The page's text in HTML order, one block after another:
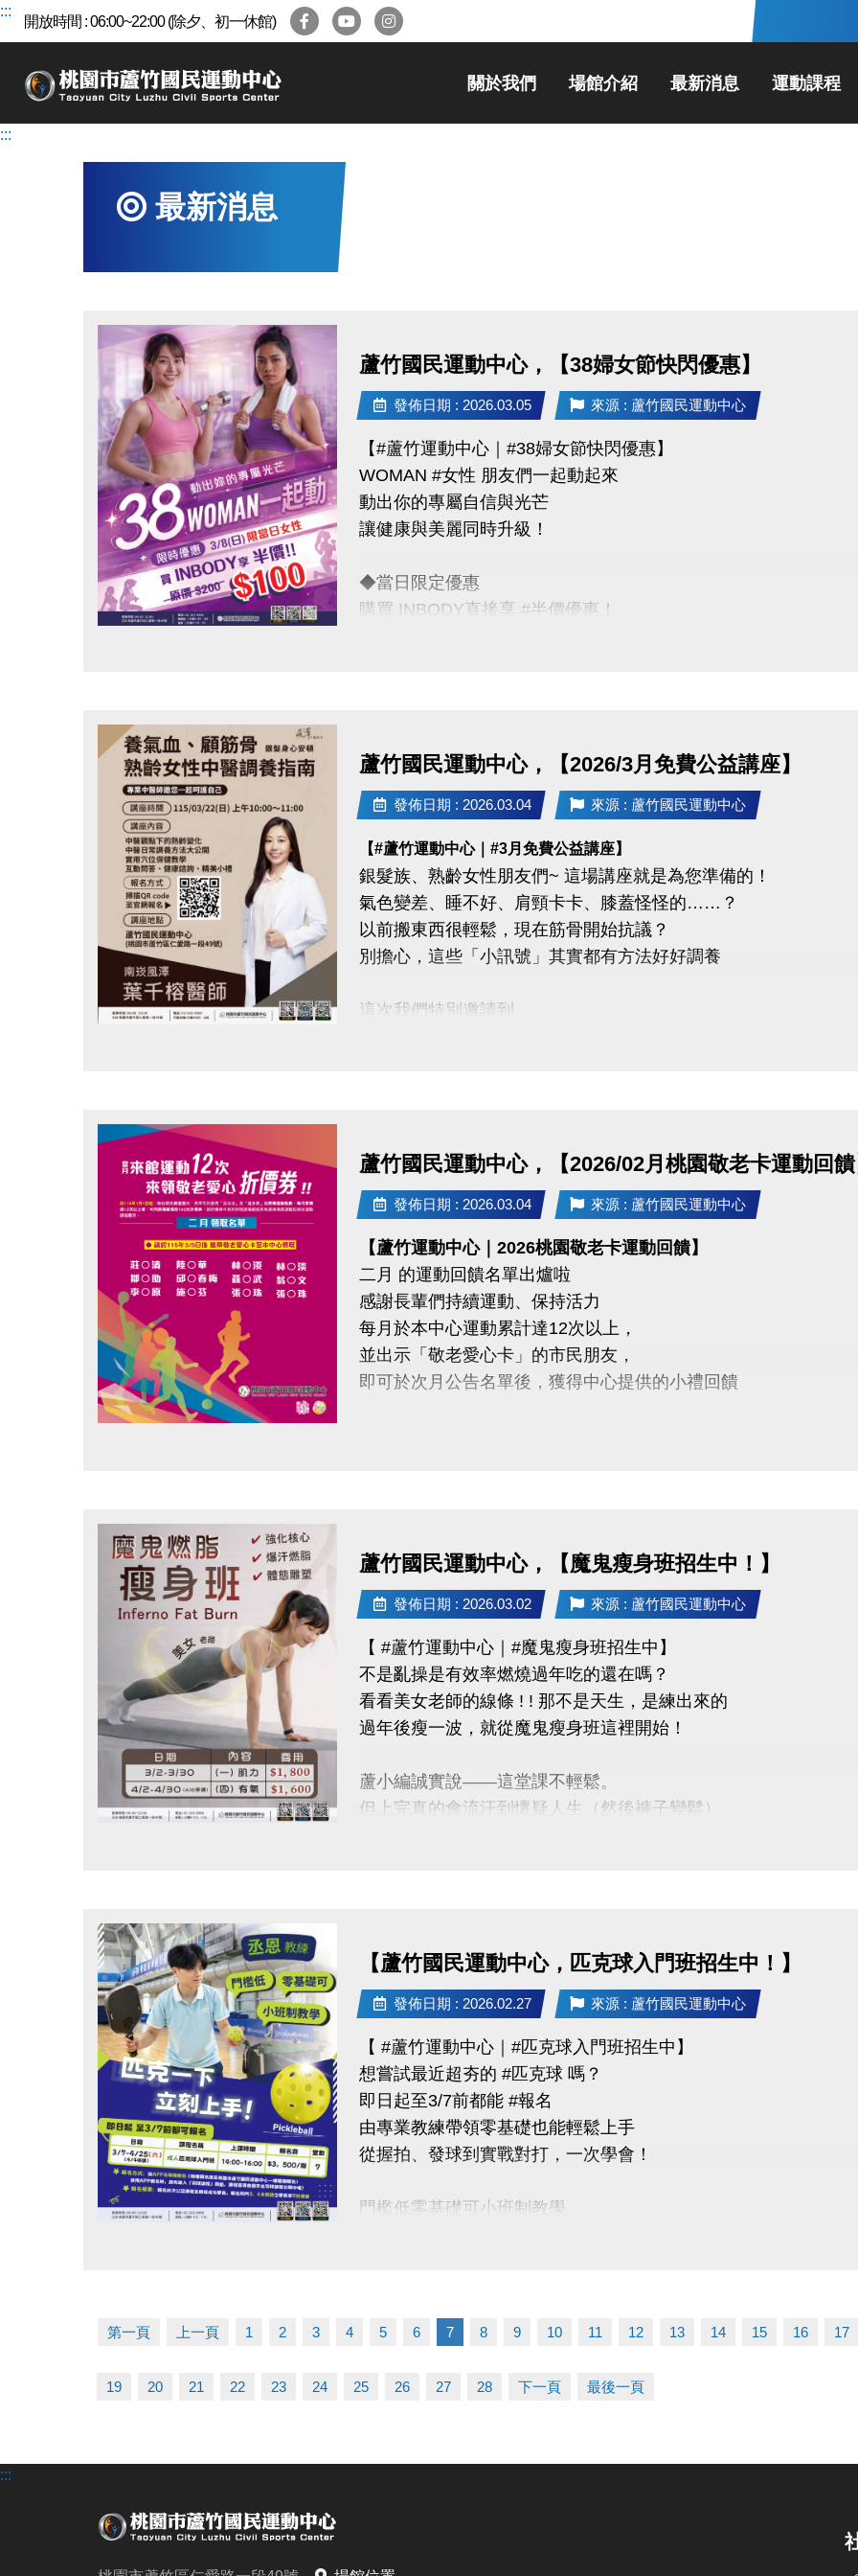
跳
區
:::
開放時間 : 06:00~22:00 (除夕、初一休館)
關於我們 場館介紹 最新消息 運動課程
:::
最新消息
蘆竹國民運動中心，【38婦女節快閃優惠】
發佈日期 : 2026.03.05 來源 : 蘆竹國民運動中心
【#蘆竹運動中心｜#38婦女節快閃優惠】
WOMAN #女性 朋友們一起動起來
動出你的專屬自信與光芒
讓健康與美麗同時升級！
◆當日限定優惠
購買 INBODY直接享 #半價優惠！
連絡資訊
-洽詢專線：03-2639066 #301、302
-官網 : https://www.lzsports.com.tw/zh_TW/news/pageID/1/
-FB : 桃園市蘆竹國民運動中心
-IG : @luzhusports
蘆竹國民運動中心，【2026/3月免費公益講座】
發佈日期 : 2026.03.04 來源 : 蘆竹國民運動中心
【#蘆竹運動中心｜#3月免費公益講座】
銀髮族、熟齡女性朋友們~ 這場講座就是為您準備的！
氣色變差、睡不好、肩頸卡卡、膝蓋怪怪的……？
以前搬東西很輕鬆，現在筋骨開始抗議？
別擔心，這些「小訊號」其實都有方法好好調養
這次我們特別邀請到
- 中醫觀點下的熟齡變化
- 中醫日常調養方法大公開
- 實用六位保健教學
◆時間｜3/22 (日) 早上 10:00－11:00
◆地點｜蘆竹國民運動中心 3樓社區教室
◆洽詢專線｜03-2639066 #106
-
◆ 公益免費講座・限額30位
蘆竹國民運動中心，【2026/02月桃園敬老卡運動回
發佈日期 : 2026.03.04 來源 : 蘆竹國民運動中心
【蘆竹運動中心｜2026桃園敬老卡運動回饋】
二月 的運動回饋名單出爐啦
感謝長輩們持續運動、保持活力
每月於本中心運動累計達12次以上，
並出示「敬老愛心卡」的市民朋友，
即可於次月公告名單後，獲得中心提供的小禮回饋
持續運動不僅讓身體更健康，
還能感受滿滿的鼓勵與心意
連絡資訊
-洽詢專線：03-2639066 #112
-官網 : https://www.lzsports.com.tw/zh_TW/news/pageID/1/
-IG : @luzhusports
蘆竹國民運動中心，【魔鬼瘦身班招生中！】
發佈日期 : 2026.03.02 來源 : 蘆竹國民運動中心
【 #蘆竹運動中心｜#魔鬼瘦身班招生中】
不是亂操是有效率燃燒過年吃的還在嗎？
看看美女老師的線條 ! ! 那不是天生，是練出來的
過年後瘦一波，就從魔鬼瘦身班這裡開始！
蘆小編誠實說——這堂課不輕鬆。
但上完真的會流汗到懷疑人生（然後褲子變鬆）
◆4/2-4/30（四）有氧班 $1,600
◆上課地點｜蘆竹運動中心
◆名額有限｜額滿為止
連絡資訊
-洽詢專線：03-2639066 #111、112
-官網 : https://www.lzsports.com.tw/zh_TW/news/pageID/1/
-FB : 桃園市蘆竹國民運動中心
【蘆竹國民運動中心，匹克球入門班招生中！】
發佈日期 : 2026.02.27 來源 : 蘆竹國民運動中心
【 #蘆竹運動中心｜#匹克球入門班招生中】
想嘗試最近超夯的 #匹克球 嗎？
即日起至3/7前都能 #報名
由專業教練帶領零基礎也能輕鬆上手
從握拍、發球到實戰對打，一次學會！
門檻低零基礎可小班制教學
◆開課時間｜14:00－16:00
◆課程費用｜$3,500／期（一期7堂）
◆名額有限｜額滿為止
第一頁 上一頁 1 2 3 4 5 6 7 8 9 10 11 12 13 14 15 16 17
19 20 21 22 23 24 25 26 27 28 下一頁 最後一頁
:::